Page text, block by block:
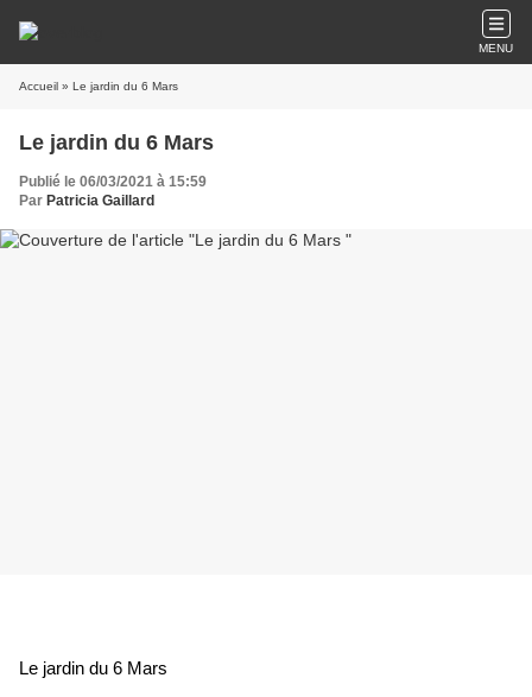
MENU
Accueil » Le jardin du 6 Mars
Le jardin du 6 Mars
Publié le 06/03/2021 à 15:59
Par Patricia Gaillard
Le jardin du 6 Mars